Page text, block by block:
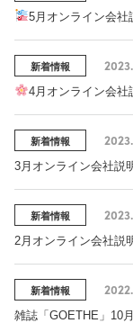
5月オンライン会社
新着情報
4月オンライン会社
新着情報
3月オンライン会社説
新着情報
2月オンライン会社説
新着情報
雑誌「GOETHE」10